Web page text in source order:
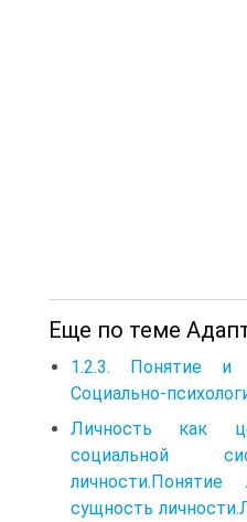
Еще по теме
1.2.3. Понятие и
Социально-
Личность как
социальной
личности.Понятие
сущность